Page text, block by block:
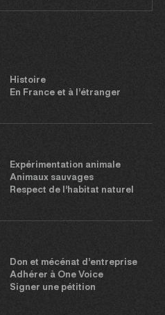
Histoire
En France et à l’étranger
Expérimentation animale
Animaux sauvages
Respect de l’habitat naturel
Don et mécénat d’entreprise
Adhérer à One Voice
Signer une pétition